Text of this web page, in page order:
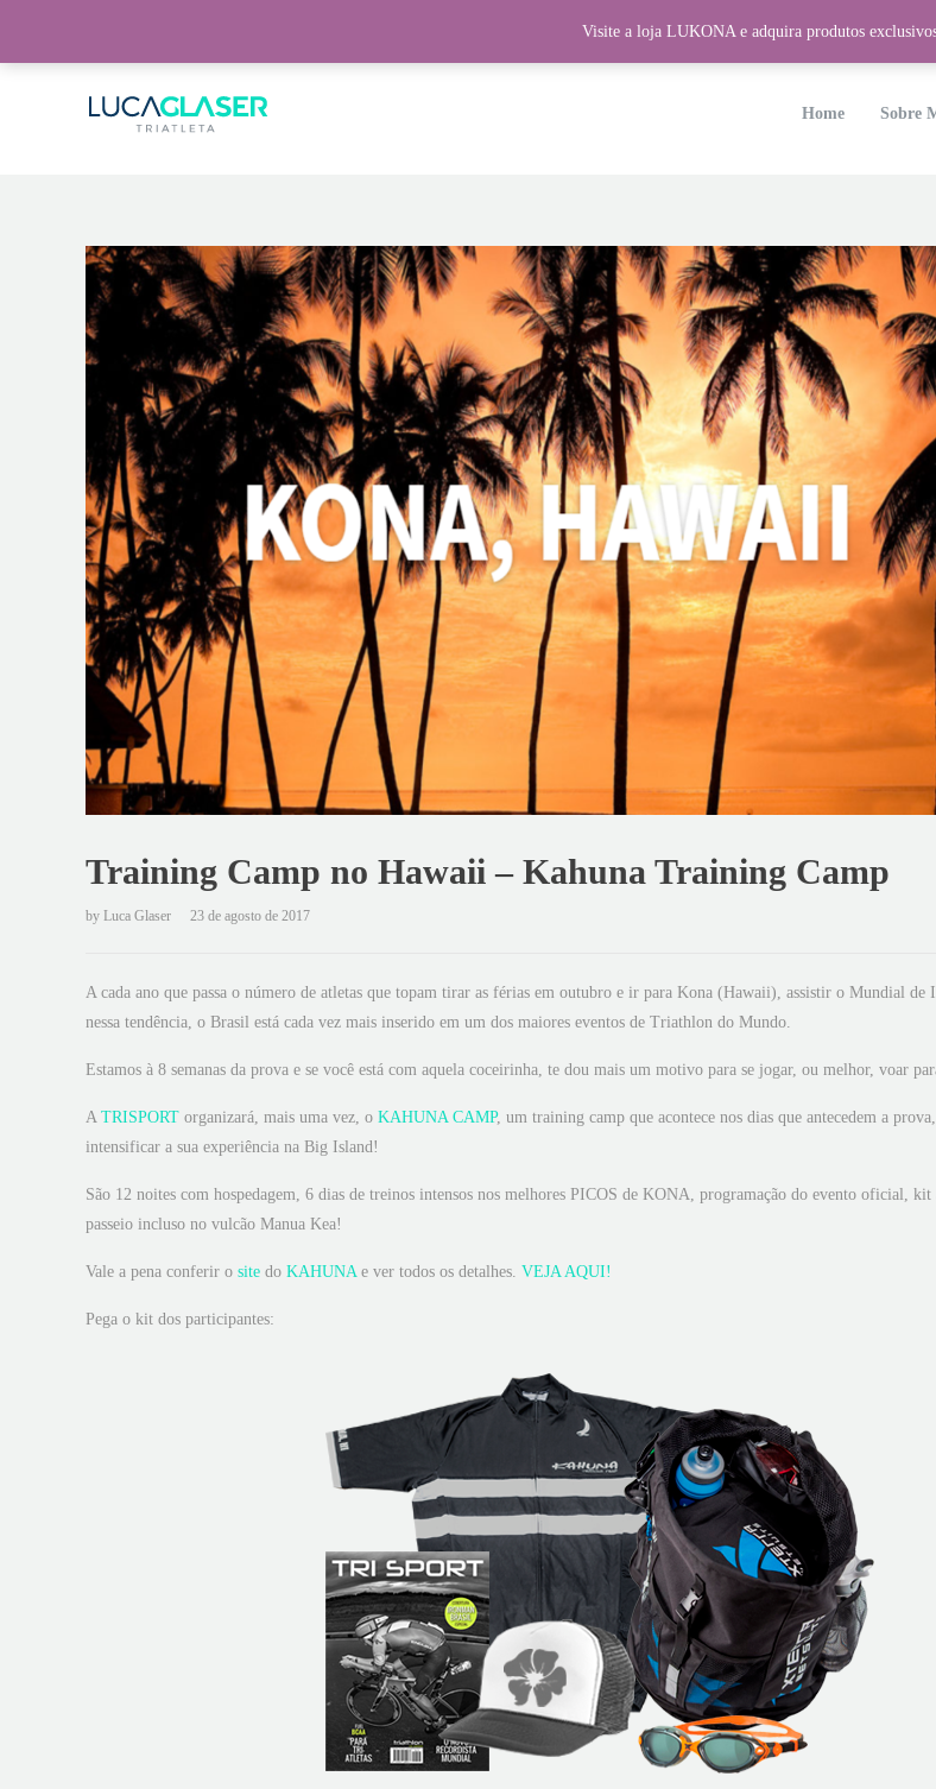
/home/lucaglaser/www/wp-content/plugins/unyson/framework/helpers/
Home Sobre
Training Camp no Hawaii – Kahuna Training Camp
by Luca Glaser 23 de agosto de 2017
A cada ano que passa o número de atletas que topam tirar as férias em outubro e ir para Kona (Hawaii), assistir o Mundial de
nessa tendência, o Brasil está cada vez mais inserido em um dos maiores eventos de Triathlon do Mundo.
Estamos à 8 semanas da prova e se você está com aquela coceirinha, te dou mais um motivo para se jogar, ou melhor, voar
A TRISPORT organizará, mais uma vez, o KAHUNA CAMP, um training camp que acontece nos dias que antecedem a
intensificar a sua experiência na Big Island!
São 12 noites com hospedagem, 6 dias de treinos intensos nos melhores PICOS de KONA, programação do evento oficial, kit
passeio incluso no vulcão Manua Kea!
Vale a pena conferir o site do KAHUNAe ver todos os detalhes. VEJA AQUI!
Pega o kit dos participantes:
Visite a loja LUKONA e adquira produtos